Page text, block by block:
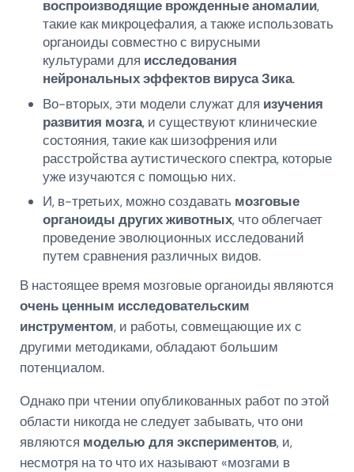
воспроизводящие врожденные аномалии,
такие как микроцефалия, а также использовать
органоиды совместно с вирусными
культурами для исследования
нейрональных эффектов вируса Зика.
Во-вторых, эти модели служат для изучения
развития мозга, и существуют клинические
состояния, такие как шизофрения или
расстройства аутистического спектра, которые
уже изучаются с помощью них.
И, в-третьих, можно создавать мозговые
органоиды других животных, что облегчает
проведение эволюционных исследований
путем сравнения различных видов.
В настоящее время мозговые органоиды являются
очень ценным исследовательским
инструментом, и работы, совмещающие их с
другими методиками, обладают большим
потенциалом.
Однако при чтении опубликованных работ по этой
области никогда не следует забывать, что они
являются моделью для экспериментов, и,
несмотря на то что их называют «мозгами в